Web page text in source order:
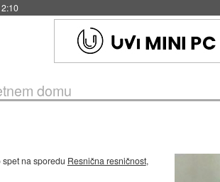
domu
na sporedu Resnična resničnost,